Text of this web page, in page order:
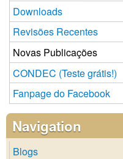
Downloads
Revisões Recentes
Novas Publicações
CONDEC (Teste grátis!)
Fanpage do Facebook
Navigation
Blogs